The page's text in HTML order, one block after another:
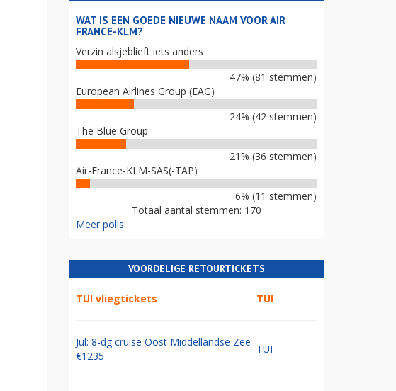
WAT IS EEN GOEDE NIEUWE NAAM VOOR AIR
FRANCE-KLM?
Verzin alsjeblieft iets anders
47% (81 stemmen)
European Airlines Group (EAG)
24% (42 stemmen)
The Blue Group
21% (36 stemmen)
Air-France-KLM-SAS(-TAP)
6% (11 stemmen)
Totaal aantal stemmen: 170
Meer polls
VOORDELIGE RETOURTICKETS
TUI vliegtickets TUI
Jul: 8-dg cruise Oost Middellandse Zee
€1235
TUI